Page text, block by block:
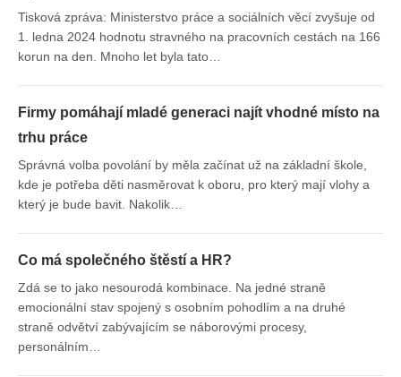
Tisková zpráva: Ministerstvo práce a sociálních věcí zvyšuje od
1. ledna 2024 hodnotu stravného na pracovních cestách na 166
korun na den. Mnoho let byla tato…
Firmy pomáhají mladé generaci najít vhodné místo na
trhu práce
Správná volba povolání by měla začínat už na základní škole,
kde je potřeba děti nasměrovat k oboru, pro který mají vlohy a
který je bude bavit. Nakolik…
Co má společného štěstí a HR?
Zdá se to jako nesourodá kombinace. Na jedné straně
emocionální stav spojený s osobním pohodlím a na druhé
straně odvětví zabývajícím se náborovými procesy,
personálním…